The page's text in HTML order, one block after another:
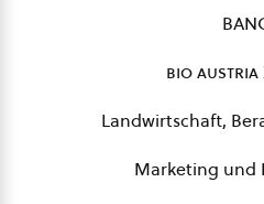
bio austria
Landwirtschaft,
Marketing und